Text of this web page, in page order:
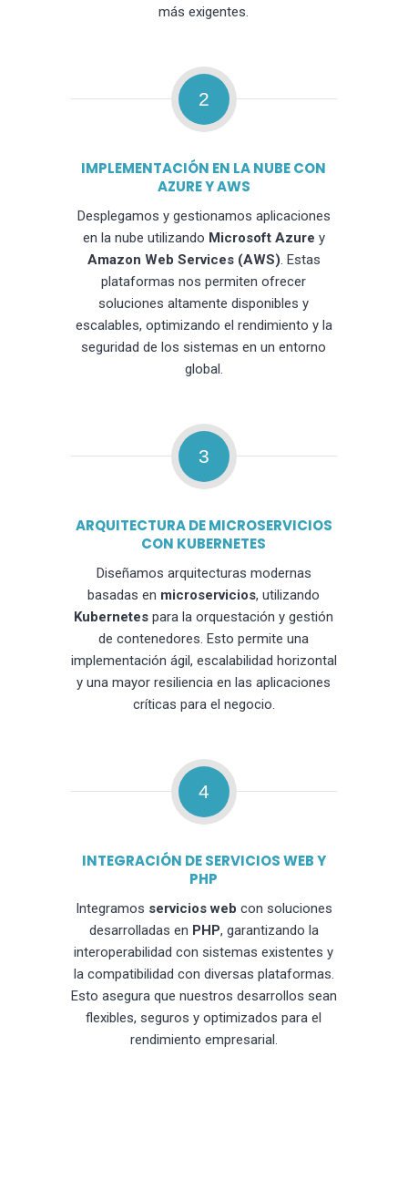
más exigentes.
2
IMPLEMENTACIÓN EN LA NUBE CON
AZURE Y AWS
Desplegamos y gestionamos aplicaciones
en la nube utilizando Microsoft Azure y
Amazon Web Services (AWS). Estas
plataformas nos permiten ofrecer
soluciones altamente disponibles y
escalables, optimizando el rendimiento y la
seguridad de los sistemas en un entorno
global.
3
ARQUITECTURA DE MICROSERVICIOS
CON KUBERNETES
Diseñamos arquitecturas modernas
basadas en microservicios, utilizando
Kubernetes para la orquestación y gestión
de contenedores. Esto permite una
implementación ágil, escalabilidad horizontal
y una mayor resiliencia en las aplicaciones
críticas para el negocio.
4
INTEGRACIÓN DE SERVICIOS WEB Y
PHP
Integramos servicios web con soluciones
desarrolladas en PHP, garantizando la
interoperabilidad con sistemas existentes y
la compatibilidad con diversas plataformas.
Esto asegura que nuestros desarrollos sean
flexibles, seguros y optimizados para el
rendimiento empresarial.